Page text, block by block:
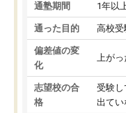
通塾期間 1年以
通った目的 高校受
偏差値の変
化
上がっ
志望校の合
格
受験
出てい